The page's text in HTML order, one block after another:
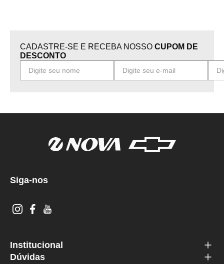
CADASTRE-SE E RECEBA NOSSO CUPOM DE
DESCONTO
Siga-nos
Institucional
Dúvidas